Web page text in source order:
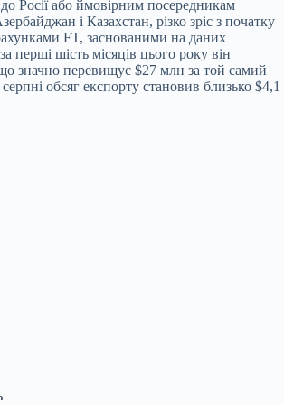
Росії або ймовірним посередникам
і Казахстан, різко зріс з початку
FT, заснованими на даних
перші шість місяців цього року він
значно перевищує $27 млн ​​за той самий
обсяг експорту становив близько $4,1